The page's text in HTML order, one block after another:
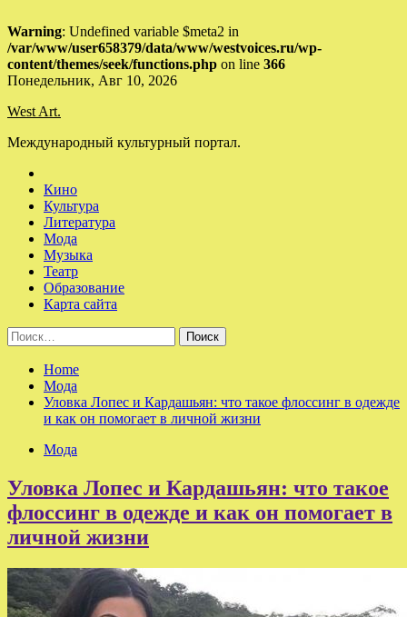
Warning: Undefined variable $meta2 in
/var/www/user658379/data/www/westvoices.ru/wp-
content/themes/seek/functions.php on line 366
Skip
content
Понедельник, Авг 10, 2026
West Art.
Международный культурный портал.
Кино
Культура
Литература
Мода
Музыка
Театр
Образование
Карта сайта
Найти:
Home
Мода
Уловка Лопес и Кардашьян: что такое флоссинг в одежде
и как он помогает в личной жизни
Мода
Уловка Лопес и Кардашьян: что такое
флоссинг в одежде и как он помогает в
личной жизни